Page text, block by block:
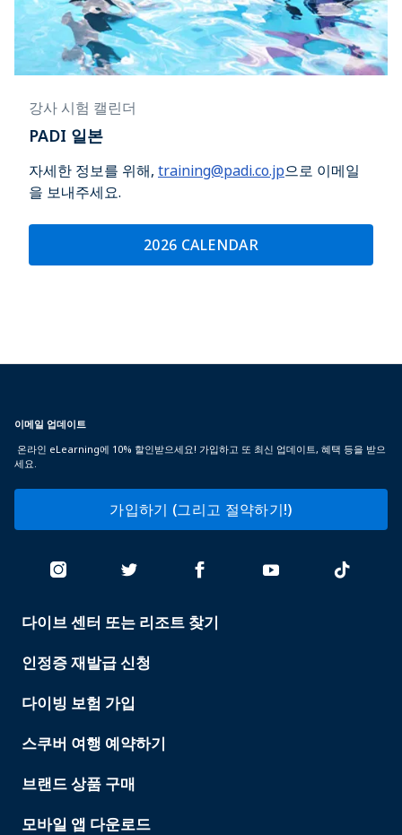
강사 시험 캘린더
PADI 일본
자세한 정보를 위해, training@padi.co.jp으로 이메일
을 보내주세요.
2026 CALENDAR
이메일 업데이트
온라인 eLearning에 10% 할인받으세요! 가입하고 또 최신 업데이트, 혜택 등을 받으
세요.
가입하기 (그리고 절약하기!)
PADI
다이브 센터 또는 리조트 찾기
인정증 재발급 신청
다이빙 보험 가입
스쿠버 여행 예약하기
브랜드 상품 구매
모바일 앱 다운로드